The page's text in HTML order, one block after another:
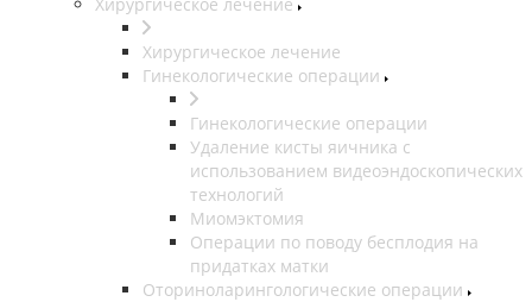
Хирургическое лечение
Гинекологические операции
Гинекологические операции
Удаление кисты яичника с
использованием видеоэндоскопических
технологий
Миомэктомия
Операции по поводу бесплодия на
придатках матки
Оториноларингологические операции